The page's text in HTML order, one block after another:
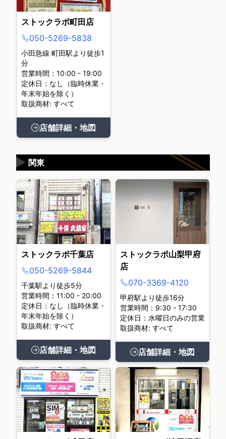
ストックラボ町田店
050-5269-5838
小田急線 町田駅より徒歩1
分
営業時間：10:00 - 19:00
定休日：なし（臨時休業・
年末年始を除く）
取扱商材: すべて
店舗詳細・地図
関東
▶
ストックラボ千葉店
050-5269-5844
千葉駅より徒歩5分
営業時間：11:00 - 20:00
定休日：なし（臨時休業・
年末年始を除く）
取扱商材: すべて
店舗詳細・地図
ストックラボ山梨甲府
店
070-3369-4120
甲府駅より徒歩16分
営業時間：9:30 - 17:30
定休日：水曜日のみの営業
取扱商材: すべて
店舗詳細・地図